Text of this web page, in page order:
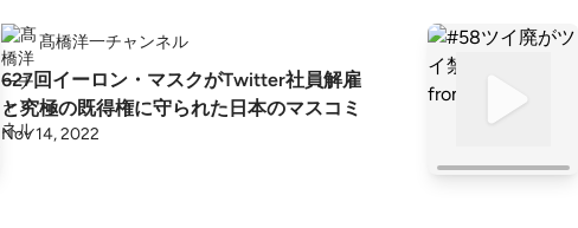
髙橋洋一チャンネル
627回イーロン・マスクがTwitter社員解雇
と究極の既得権に守られた日本のマスコミ
Nov 14, 2022